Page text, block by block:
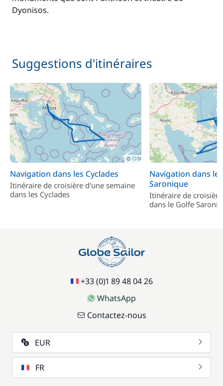
Dyonisos.
Suggestions d'itinéraires
Navigation dans les Cyclades
Itinéraire de croisière d'une semaine
dans les Cyclades
Navigation dans le
Saronique
Itinéraire de
dans le Golfe
+33 (0)1 89 48 04 26
WhatsApp
Contactez-nous
EUR
FR